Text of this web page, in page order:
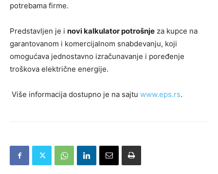
potrebama firme.
Predstavljen je i novi kalkulator potrošnje za kupce na
garantovanom i komercijalnom snabdevanju, koji
omogućava jednostavno izračunavanje i poređenje
troškova električne energije.
Više informacija dostupno je na sajtu www.eps.rs.